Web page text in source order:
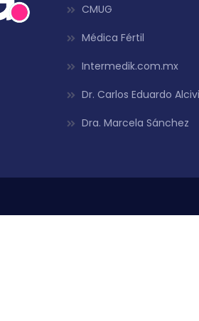
CMUG
Médica Fértil
Intermedik.com.mx
Dr. Carlos Eduardo
Dra. Marcela Sánchez